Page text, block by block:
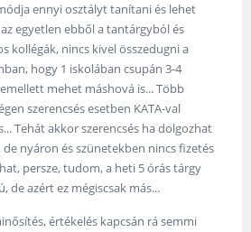
ennyi osztályt tanítani és lehet
egyetlen ebből a tantárgyból és
kollégák, nincs kivel összedugni a
hogy 1 iskolában csupán 3-4
mehet máshová is... Több
szerencsés esetben KATA-val
Tehát akkor szerencsés ha dolgozhat
de nyáron és szünetekben nincs fizetés
persze, tudom, a heti 5 órás tárgy
de azért ez mégiscsak más...
értékelés kapcsán rá semmi